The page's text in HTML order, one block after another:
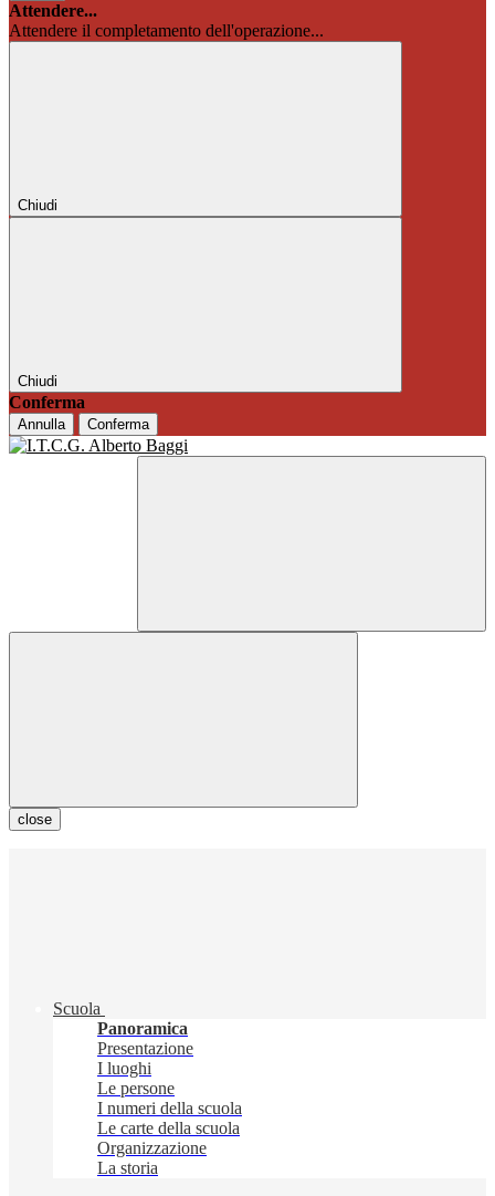
Attendere...
Attendere il completamento dell'operazione...
Chiudi
Chiudi
Conferma
Annulla Conferma
close
Scuola
Panoramica
Presentazione
I luoghi
Le persone
I numeri della scuola
Le carte della scuola
Organizzazione
La storia